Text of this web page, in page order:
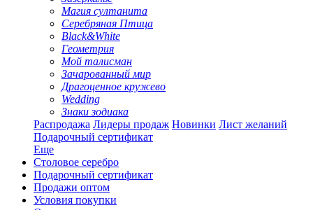
Магия султанита
Серебряная Птица
Black&White
Геометрия
Мой талисман
Зачарованный мир
Драгоценное кружево
Wedding
Знаки зодиака
Распродажа Лидеры продаж Новинки Лист желаний
Подарочный сертификат
Еще
Столовое серебро
Подарочный сертификат
Продажи оптом
Условия покупки